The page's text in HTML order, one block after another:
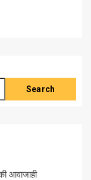
Search
आवाजाही